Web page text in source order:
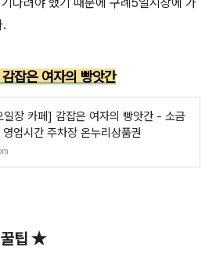
.
잡은 여자의 빵앗간
일장 카페] 감잡은 여자의 빵앗간 - 소금
영업시간 주차장 온누리상품권
꿀팁 ★